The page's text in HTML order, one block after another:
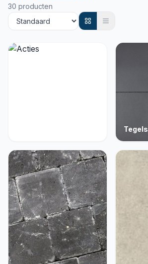
30 producten
Tegels